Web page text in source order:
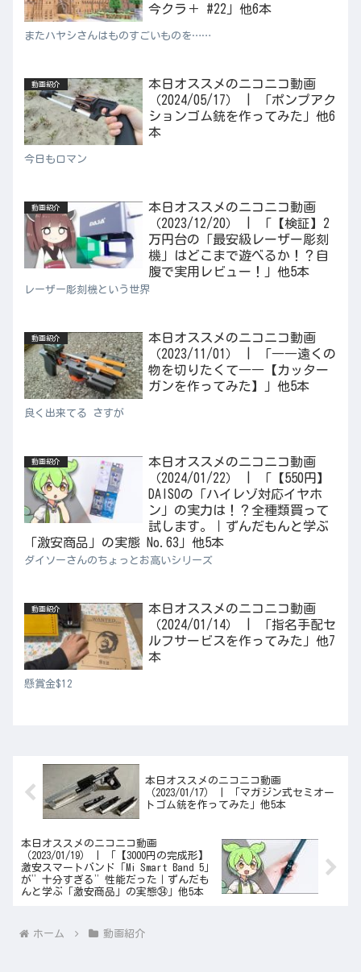
今クラ＋ #22」他6本
またハヤシさんはものすごいものを……
動画紹介
本日オススメのニコニコ動画
（2024/05/17） | 「ポンプアク
ションゴム銃を作ってみた」他6
本
今日もロマン
動画紹介
本日オススメのニコニコ動画
（2023/12/20） | 「【検証】2
万円台の「最安級レーザー彫刻
機」はどこまで遊べるか！？自
腹で実用レビュー！」他5本
レーザー彫刻機という世界
動画紹介
本日オススメのニコニコ動画
（2023/11/01） | 「――遠くの
物を切りたくて――【カッター
ガンを作ってみた】」他5本
良く出来てる さすが
動画紹介
本日オススメのニコニコ動画
（2024/01/22） | 「【550円】
DAISOの「ハイレゾ対応イヤホ
ン」の実力は！？全種類買って
試します。｜ずんだもんと学ぶ
「激安商品」の実態 No.63」他5本
ダイソーさんのちょっとお高いシリーズ
動画紹介
本日オススメのニコニコ動画
（2024/01/14） | 「指名手配セ
ルフサービスを作ってみた」他7
本
懸賞金$12
本日オススメのニコニコ動画
（2023/01/17） | 「マガジン式セミオー
トゴム銃を作ってみた」他5本
本日オススメのニコニコ動画
（2023/01/19） | 「【3000円の完成形】
激安スマートバンド「Mi Smart Band 5」
が”十分すぎる”性能だった｜ずんだも
んと学ぶ「激安商品」の実態㉞」他5本
ホーム 動画紹介